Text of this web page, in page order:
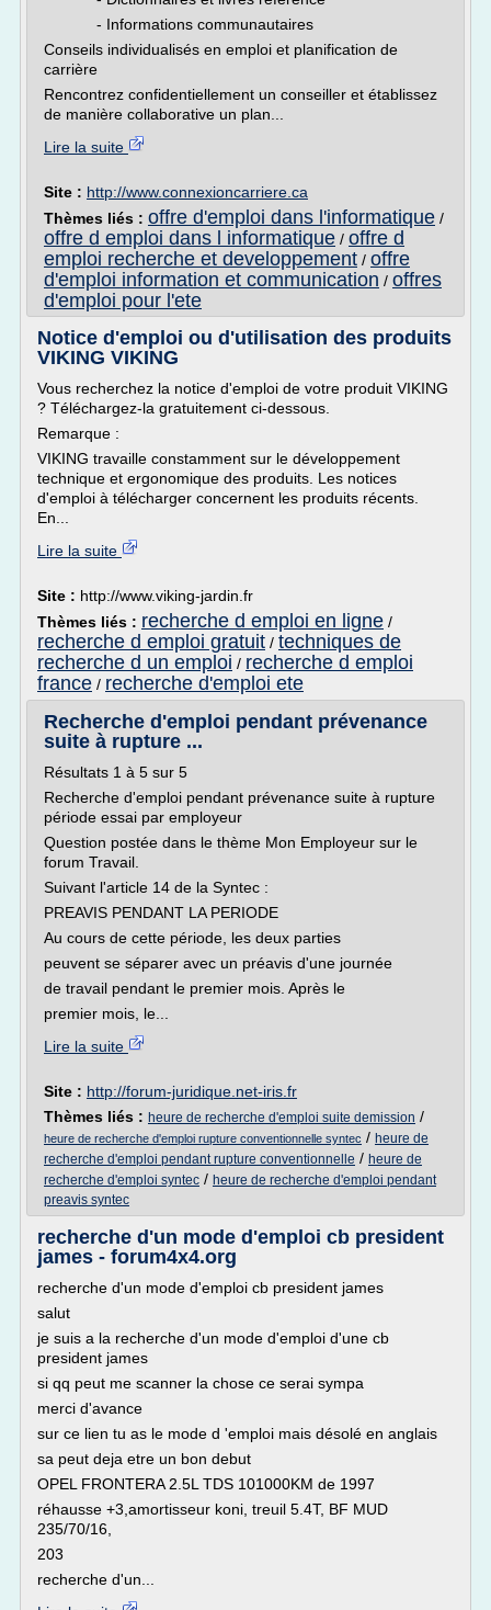
- Informations communautaires
Conseils individualisés en emploi et planification de
carrière
Rencontrez confidentiellement un conseiller et établissez
de manière collaborative un plan...
Lire la suite
Site : http://www.connexioncarriere.ca
Thèmes liés : offre d'emploi dans l'informatique /
offre d emploi dans l informatique / offre d
emploi recherche et developpement / offre
d'emploi information et communication / offres
d'emploi pour l'ete
Notice d'emploi ou d'utilisation des produits
VIKING VIKING
Vous recherchez la notice d'emploi de votre produit VIKING
? Téléchargez-la gratuitement ci-dessous.
Remarque :
VIKING travaille constamment sur le développement
technique et ergonomique des produits. Les notices
d'emploi à télécharger concernent les produits récents.
En...
Lire la suite
Site : http://www.viking-jardin.fr
Thèmes liés : recherche d emploi en ligne /
recherche d emploi gratuit / techniques de
recherche d un emploi / recherche d emploi
france / recherche d'emploi ete
Recherche d'emploi pendant prévenance
suite à rupture ...
Résultats 1 à 5 sur 5
Recherche d'emploi pendant prévenance suite à rupture
période essai par employeur
Question postée dans le thème Mon Employeur sur le
forum Travail.
Suivant l'article 14 de la Syntec :
PREAVIS PENDANT LA PERIODE
Au cours de cette période, les deux parties
peuvent se séparer avec un préavis d'une journée
de travail pendant le premier mois. Après le
premier mois, le...
Lire la suite
Site : http://forum-juridique.net-iris.fr
Thèmes liés : heure de recherche d'emploi suite demission /
heure de recherche d'emploi rupture conventionnelle syntec / heure de
recherche d'emploi pendant rupture conventionnelle / heure de
recherche d'emploi syntec / heure de recherche d'emploi pendant
preavis syntec
recherche d'un mode d'emploi cb president
james - forum4x4.org
recherche d'un mode d'emploi cb president james
salut
je suis a la recherche d'un mode d'emploi d'une cb
president james
si qq peut me scanner la chose ce serai sympa
merci d'avance
sur ce lien tu as le mode d 'emploi mais désolé en anglais
sa peut deja etre un bon debut
OPEL FRONTERA 2.5L TDS 101000KM de 1997
réhausse +3,amortisseur koni, treuil 5.4T, BF MUD
235/70/16,
203
recherche d'un...